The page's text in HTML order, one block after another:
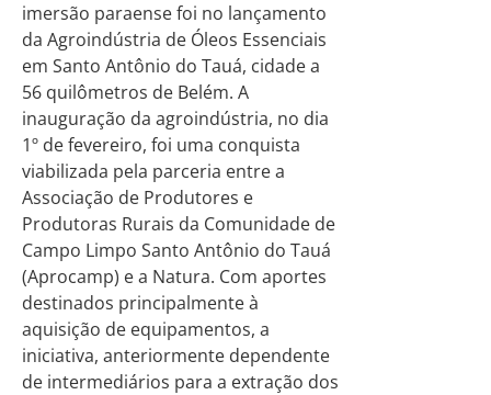
imersão paraense foi no lançamento
da Agroindústria de Óleos Essenciais
em Santo Antônio do Tauá, cidade a
56 quilômetros de Belém. A
inauguração da agroindústria, no dia
1º de fevereiro, foi uma conquista
viabilizada pela parceria entre a
Associação de Produtores e
Produtoras Rurais da Comunidade de
Campo Limpo Santo Antônio do Tauá
(Aprocamp) e a Natura. Com aportes
destinados principalmente à
aquisição de equipamentos, a
iniciativa, anteriormente dependente
de intermediários para a extração dos